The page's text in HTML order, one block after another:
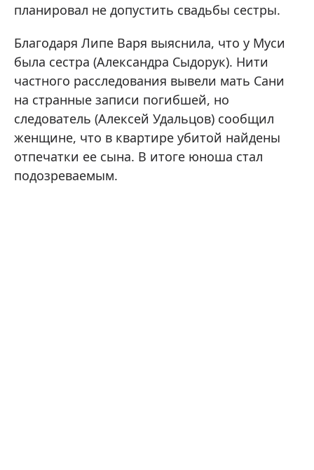
планировал не допустить свадьбы сестры.
Благодаря Липе Варя выяснила, что у Муси
была сестра (Александра Сыдорук). Нити
частного расследования вывели мать Сани
на странные записи погибшей, но
следователь (Алексей Удальцов) сообщил
женщине, что в квартире убитой найдены
отпечатки ее сына. В итоге юноша стал
подозреваемым.